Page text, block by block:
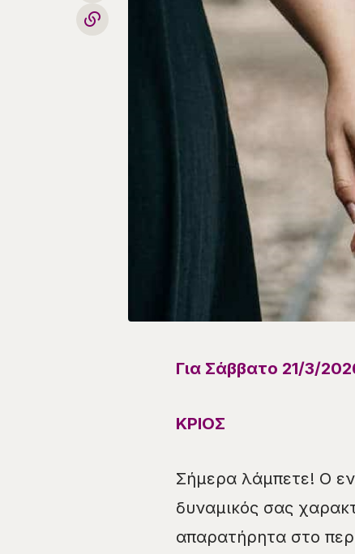
Για Σάββατο 21/3/
ΚΡΙΟΣ
Σήμερα λάμπετε! Ο
δυναμικός σας
απαρατήρητα στο